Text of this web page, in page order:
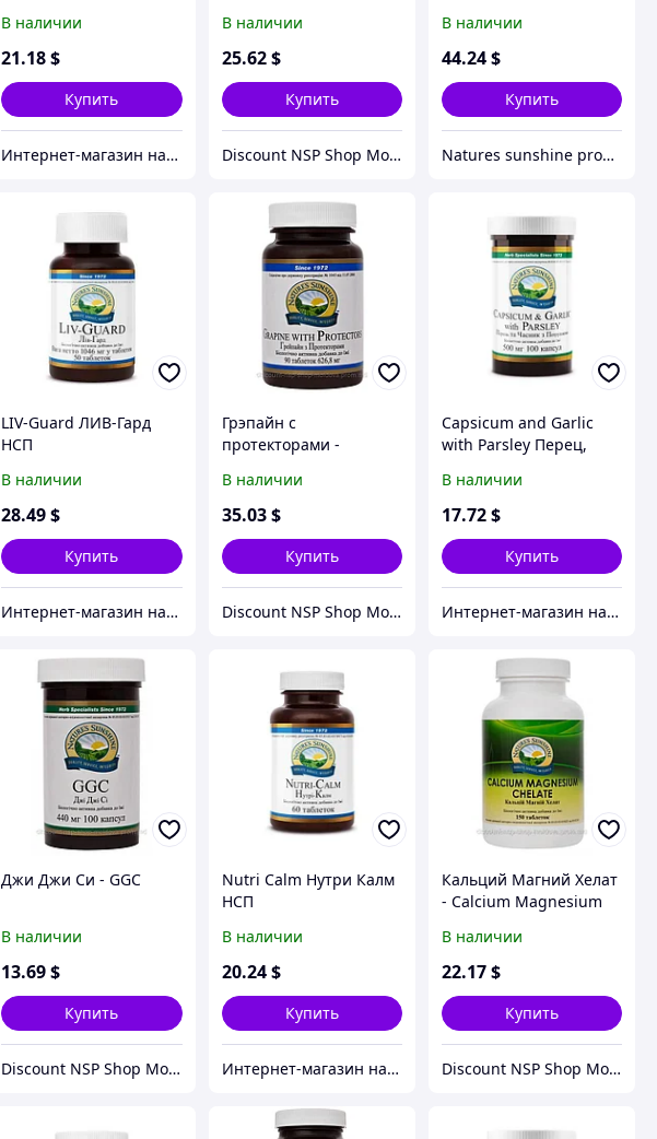
В наличии
21.18$
Купить
Интернет-магазин натуральных витаминов компании Nature`s Sunshine, NSP (НСП)
В наличии
25.62 $
Купить
Discount NSP Shop Moldova
В наличии
44.24$
Купить
Natures sunshine products
LIV-Guard ЛИВ-Гард
НСП
В наличии
28.49$
Купить
Интернет-магазин натуральных витаминов компании Nature`s Sunshine, NSP (НСП)
Грэпайн с
протекторами -
В наличии
35.03 $
Купить
Discount NSP Shop Moldova
Capsicum and Garlic
with Parsley Перец,
В наличии
17.72$
Купить
Интернет-магазин натуральных витаминов компании Nature`s Sunshine, NSP (НСП)
Джи Джи Си - GGC
В наличии
13.69$
Купить
Discount NSP Shop Moldova
Nutri Calm Нутри Калм
НСП
В наличии
20.24 $
Купить
Интернет-магазин натуральных витаминов компании Nature`s Sunshine, NSP (НСП)
Кальций Магний Хелат
- Calcium Magnesium
В наличии
22.17$
Купить
Discount NSP Shop Moldova